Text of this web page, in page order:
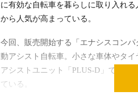
に有効な自転車を暮らしに取り入れ
から人気が高まっている。
今回、販売開始する「エナシスコン
動アシスト自転車。小さな車体やタ
アシストユニット「PLUS-D」でパワ
ている。